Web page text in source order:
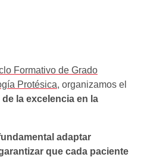
Formativo de Grado
Protésica, organizamos el
la excelencia en la
adaptar
que cada paciente